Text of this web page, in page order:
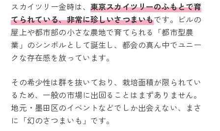
スカイツリー金時は、東京スカイツリーのふもとで育
てられている、非常に珍しいさつまいもです。ビルの
屋上や都市部の小さな農地で育てられる「都市型農
業」のシンボルとして誕生し、都会の真ん中でユニー
クな存在感を放っています。
その希少性は群を抜いており、栽培面積が限られてい
るため、一般の市場に出回ることはまずありません。
地元・墨田区のイベントなどでしか出会えない、まさ
に「幻のさつまいも」です。